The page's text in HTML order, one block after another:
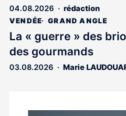
04.08.2026 rédaction
VENDÉE GRAND ANGLE
La « guerre » des
des gourmands
03.08.2026 Marie